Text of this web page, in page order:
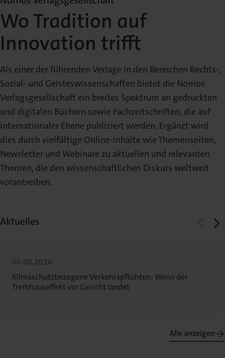
Die Nomos Verlagsgesellschaft
Ansprechpartner:innen
Das Lektorat
News
Neuigkeiten & Aktuelles
Karriere
Ihre Einstiegsmöglichkeiten
Nomos für Sie vor Ort
Fachbücher für Jurist:innen
Rechtswissenschaft
Sozialwissenschaften
Geisteswissenschaften
Die digitale Bibliothek
Wissenschaftlich Publizieren
Jetzt Autor:in werden
Blog
rund um Ihre Publikation
Open Access
Service
Themenwelten und Newsletter
Presse
Presse & Rezensionswesen
Dozentenservice
Belegexemplar für Lehrende
Mediadaten
Werben in Fachzeitschriften
Aktuelle Prospekte zum Download
Podcast
Wo Tradition auf
Innovation trifft
Als einer der führenden Verlage in den Bereichen Rechts-,
Sozial- und Geisteswissenschaften bietet die Nomos
Verlagsgesellschaft ein breites Spektrum an gedruckten
und digitalen Büchern sowie Fachzeitschriften, die auf
internationaler Ebene publiziert werden. Ergänzt wird
dies durch vielfältige Online-Inhalte wie Themenseiten,
Newsletter und Webinare zu aktuellen und relevanten
Themen, die den wissenschaftlichen Diskurs weltweit
vorantreiben.
Aktuelles
06.08.2026
Klimaschutzbezogene Verkehrspflichten: Wenn der
Treibhauseffekt vor Gericht landet
Alle anzeigen